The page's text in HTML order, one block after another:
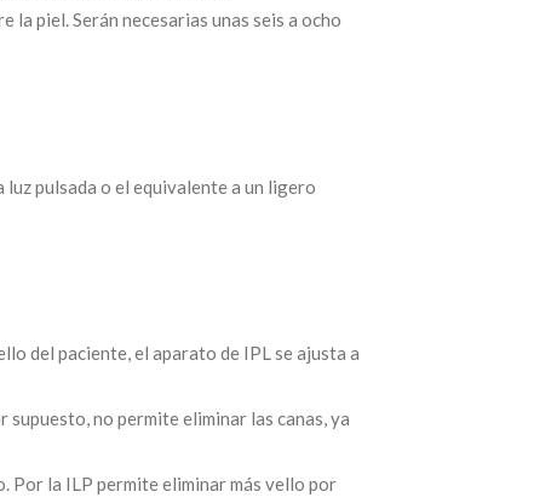
la piel. Serán necesarias unas seis a ocho
luz pulsada o el equivalente a un ligero
del paciente, el aparato de IPL se ajusta a
no permite eliminar las canas, ya
Por la ILP permite eliminar más vello por